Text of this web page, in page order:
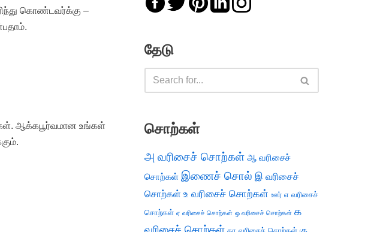
கொண்டவர்க்கு –
ஆக்கபூர்வமான உங்கள்
தேடு
சொற்கள்
அ வரிசைச் சொற்கள் ஆ வரிசைச்
சொற்கள் இணைச் சொல் இ வரிசைச்
சொற்கள் உ வரிசைச் சொற்கள் ஊர் எ வரிசைச்
சொற்கள் ஏ வரிசைச் சொற்கள் ஒ வரிசைச் சொற்கள் க
வரிசைச் சொற்கள்
கு